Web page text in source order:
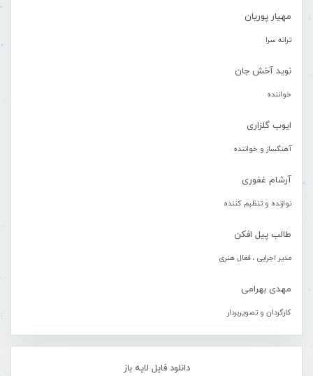
مهیار پوریان
ترانه سرا
نوید آخش جان
خواننده
ایوب گلزاری
آهنگساز و خواننده
آرشام غفوری
نوازنده و تنظیم کننده
طالب پیل افکن
مدیر اجرایی ، فعال هنری
مهدی بهرامی
کارگردان و تصویربردار
دانلود فایل لایه باز